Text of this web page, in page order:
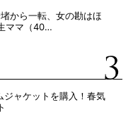
から一転、女の勘はほ
ママ（40…
ジャケットを購入！春気